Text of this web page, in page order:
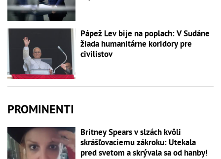
Pápež Lev bije na poplach: V Sudáne
žiada humanitárne koridory pre
civilistov
PROMINENTI
Britney Spears v slzách kvôli
skrášľovaciemu zákroku: Utekala
pred svetom a skrývala sa od hanby!